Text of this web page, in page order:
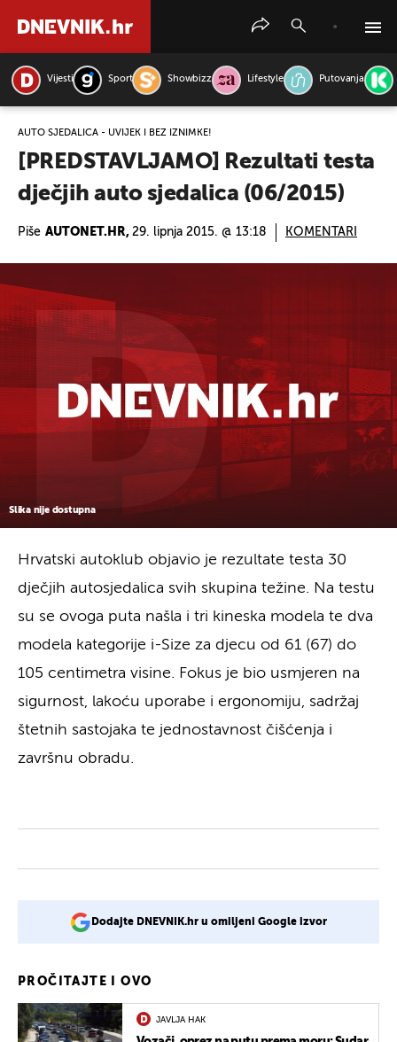
Vijesti Sport Showbizz Lifestyle Putovanja
AUTO SJEDALICA - UVIJEK I BEZ IZNIMKE!
[PREDSTAVLJAMO] Rezultati testa
dječjih auto sjedalica (06/2015)
Piše AUTONET.HR, 29. lipnja 2015. @ 13:18 KOMENTARI
Slika nije dostupna
Hrvatski autoklub objavio je rezultate testa 30
dječjih autosjedalica svih skupina težine. Na testu
su se ovoga puta našla i tri kineska modela te dva
modela kategorije i-Size za djecu od 61 (67) do
105 centimetra visine. Fokus je bio usmjeren na
sigurnost, lakoću uporabe i ergonomiju, sadržaj
štetnih sastojaka te jednostavnost čišćenja i
završnu obradu.
Dodajte DNEVNIK.hr u omiljeni Google izvor
PROČITAJTE I OVO
JAVLJA HAK
PRETRAŽITE VIJESTI